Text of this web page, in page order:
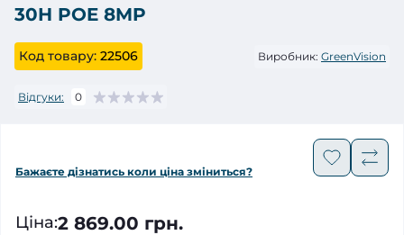
30H POE 8MP
Код товару: 22506 Виробник: GreenVision
Відгуки: 0
Бажаєте дізнатись коли ціна зміниться?
Ціна:2 869.00 грн.